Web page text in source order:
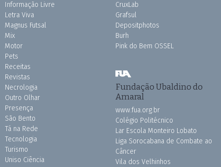
Informação Livre
Letra Viva
Magnus Futsal
Mix
Motor
Pets
Receitas
Revistas
Necrologia
Outro Olhar
Presença
São Bento
Tá na Rede
Tecnologia
Turismo
Uniso Ciência
CruxLab
Grafsul
Depositphotos
Burh
Pink do Bem OSSEL
Fundação Ubaldino do
Amaral
www.fua.org.br
Colégio Politécnico
Lar Escola Monteiro Lobato
Liga Sorocabana de Combate ao
Câncer
Vila dos Velhinhos